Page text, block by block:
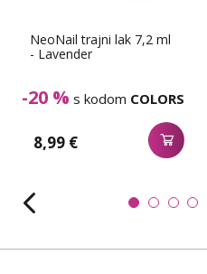
NeoNail trajni lak 7,2 ml
- Lavender
-20 % s kodom COLORS
8,99 €